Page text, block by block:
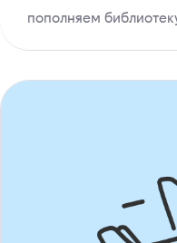
пополняем